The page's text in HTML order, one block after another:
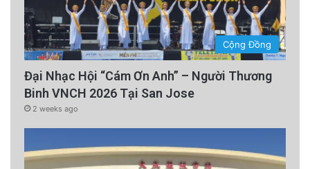
Cộng Đồng
Đại Nhạc Hội “Cám Ơn Anh” – Người Thương
Binh VNCH 2026 Tại San Jose
2 weeks ago